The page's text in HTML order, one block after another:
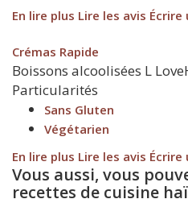
En lire plus Lire les avis Écrire
Crémas Rapide
Boissons alcoolisées L
Particularités
Sans Gluten
Végétarien
En lire plus Lire les avis Écrire
Vous aussi, vous
recettes de cuisine